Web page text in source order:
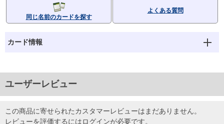
同じ名前のカードを探す
よくある質問
カード情報
ユーザーレビュー
この商品に寄せられたカスタマーレビューはまだありません。
レビューを評価するにはログインが必要です。